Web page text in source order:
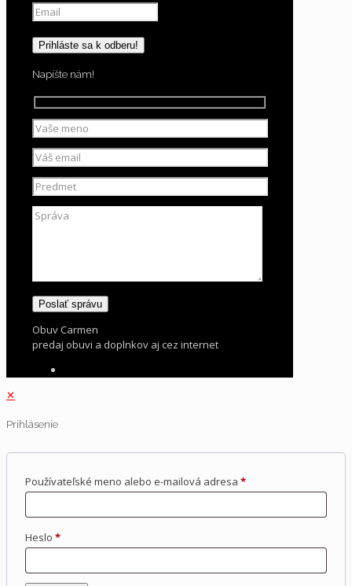
Napíšte nám!
Obuv Carmen
predaj obuvi a doplnkov aj cez internet
✕
Prihlásenie
Používateľské meno alebo e-mailová adresa *
Heslo *